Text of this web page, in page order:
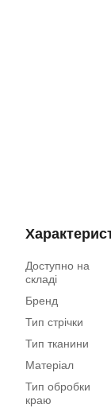
Доступно на
складі
Бренд
Тип стрічки
Тип тканини
Матеріал
Тип обробки
краю